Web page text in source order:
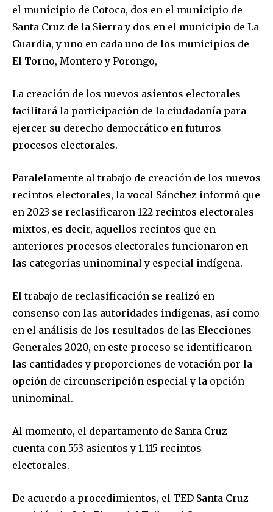
SUBSCRIBERS and be part of the
conversation.
To subscribe, simply enter your email address on our website
or click the subscribe button below. Don't worry, we respect
your privacy and won't spam your inbox. Your information is
safe with us.
SUBSCRIBE
el municipio de Cotoca, dos en el municipio de
Santa Cruz de la Sierra y dos en el municipio de La
Guardia, y uno en cada uno de los municipios de
El Torno, Montero y Porongo,
La creación de los nuevos asientos electorales
facilitará la participación de la ciudadanía para
ejercer su derecho democrático en futuros
procesos electorales.
Paralelamente al trabajo de creación de los nuevos
recintos electorales, la vocal Sánchez informó que
en 2023 se reclasificaron 122 recintos electorales
mixtos, es decir, aquellos recintos que en
anteriores procesos electorales funcionaron en
las categorías uninominal y especial indígena.
El trabajo de reclasificación se realizó en
consenso con las autoridades indígenas, así como
en el análisis de los resultados de las Elecciones
Generales 2020, en este proceso se identificaron
las cantidades y proporciones de votación por la
opción de circunscripción especial y la opción
uninominal.
Al momento, el departamento de Santa Cruz
cuenta con 553 asientos y 1.115 recintos
electorales.
De acuerdo a procedimientos, el TED Santa Cruz